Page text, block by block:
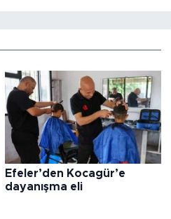
Efeler’den Kocagür’e
dayanışma eli